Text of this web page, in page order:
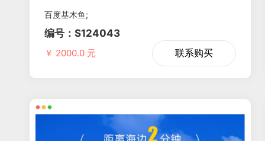
百度基木鱼;
编号：S124043
￥ 2000.0 元 联系购买